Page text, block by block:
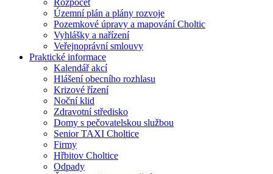
Rozpočet
Územní plán a plány rozvoje
Pozemkové úpravy a mapování Choltic
Vyhlášky a nařízení
Veřejnoprávní smlouvy
Praktické informace
Kalendář akcí
Hlášení obecního rozhlasu
Krizové řízení
Noční klid
Zdravotní středisko
Domy s pečovatelskou službou
Senior TAXI Choltice
Firmy
Hřbitov Choltice
Odpady